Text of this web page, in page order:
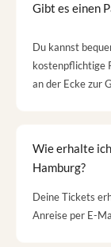
Gibt es einen
Du kannst
kostenpflichtige
an der Ecke zur
Wie erhalte
Hamburg?
Deine Tickets
Anreise per E-